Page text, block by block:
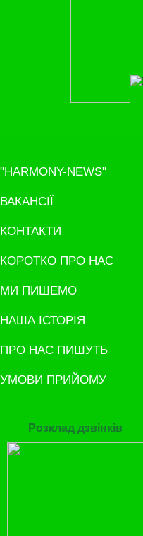
"HARMONY-NEWS"
ВАКАНСІЇ
КОНТАКТИ
КОРОТКО ПРО НАС
МИ ПИШЕМО
НАША ІСТОРІЯ
ПРО НАС ПИШУТЬ
УМОВИ ПРИЙОМУ
Розклад дзвінків